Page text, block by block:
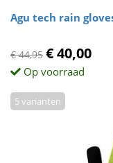
Agu tech rain
€ 44,95 € 40,00
Op voorraad
5 varianten